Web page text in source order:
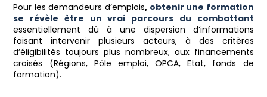
Pour les demandeurs d’emplois, obtenir une formation
se révèle être un vrai parcours du combattant
essentiellement dû à une dispersion d’informations
faisant intervenir plusieurs acteurs, à des critères
d’éligibilités toujours plus nombreux, aux financements
croisés (Régions, Pôle emploi, OPCA, Etat, fonds de
formation).